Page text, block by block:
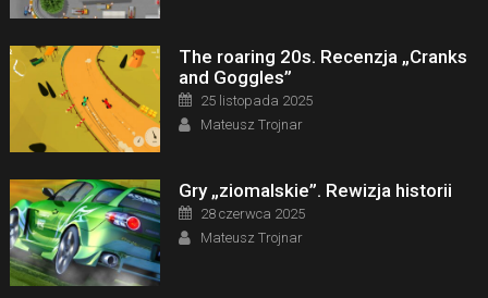
The roaring 20s. Recenzja „Cranks
and Goggles”
Posted on
25 listopada 2025
Author
Mateusz Trojnar
Gry „ziomalskie”. Rewizja historii
Posted on
28 czerwca 2025
Author
Mateusz Trojnar